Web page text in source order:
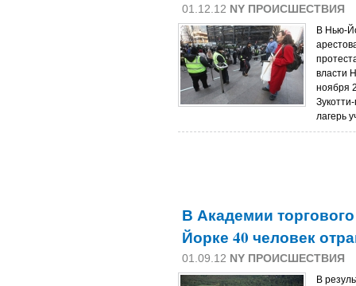
01.12.12 NY ПРОИСШЕСТВИЯ
В Нью-
власти
ноября
лагерь
В Академии
Йорке 40 человек
01.09.12 NY ПРОИСШЕСТВИЯ
В